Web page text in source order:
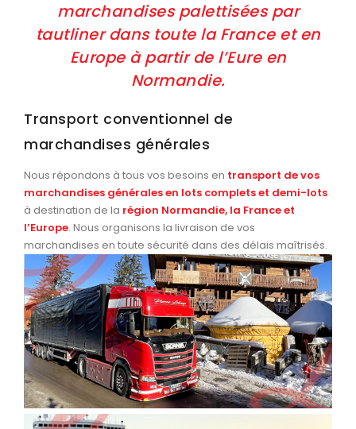
marchandises palettisées par
tautliner dans toute la France et en
Europe à partir de l’Eure en
Normandie.
Transport conventionnel de
marchandises générales
Nous répondons à tous vos besoins en transport de vos
marchandises générales en lots complets et demi-lots
à destination de la région Normandie, la France et
l’Europe. Nous organisons la livraison de vos
marchandises en toute sécurité dans des délais maîtrisés.